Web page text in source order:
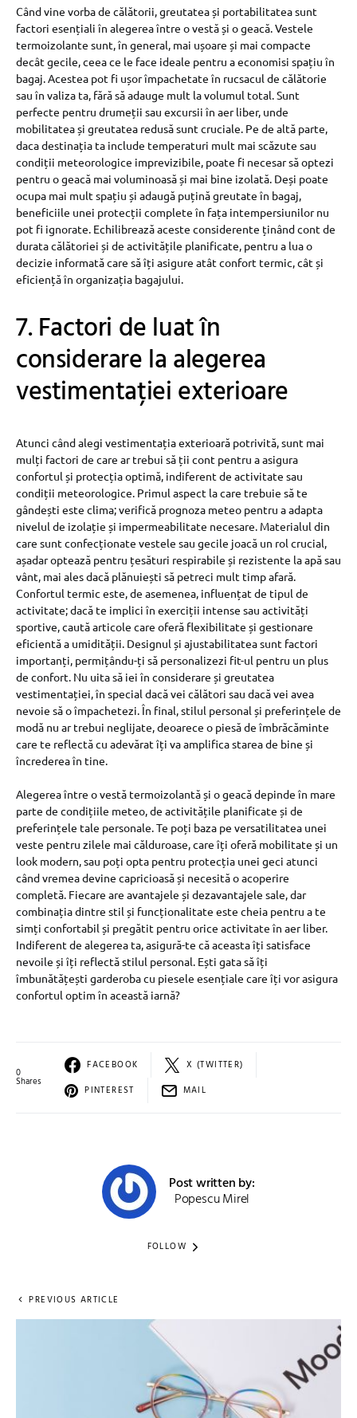
Când vine vorba de călătorii, greutatea și portabilitatea sunt
factori esențiali în alegerea între o vestă și o geacă. Vestele
termoizolante sunt, în general, mai ușoare și mai compacte
decât gecile, ceea ce le face ideale pentru a economisi spațiu în
bagaj. Acestea pot fi ușor împachetate în rucsacul de călătorie
sau în valiza ta, fără să adauge mult la volumul total. Sunt
perfecte pentru drumeții sau excursii în aer liber, unde
mobilitatea și greutatea redusă sunt cruciale. Pe de altă parte,
daca destinația ta include temperaturi mult mai scăzute sau
condiții meteorologice imprevizibile, poate fi necesar să optezi
pentru o geacă mai voluminoasă și mai bine izolată. Deși poate
ocupa mai mult spațiu și adaugă puțină greutate în bagaj,
beneficiile unei protecții complete în fața intempersiunilor nu
pot fi ignorate. Echilibrează aceste considerente ținând cont de
durata călătoriei și de activitățile planificate, pentru a lua o
decizie informată care să îți asigure atât confort termic, cât și
eficiență în organizația bagajului.
7. Factori de luat în
considerare la alegerea
vestimentației exterioare
Atunci când alegi vestimentația exterioară potrivită, sunt mai
mulți factori de care ar trebui să ții cont pentru a asigura
confortul și protecția optimă, indiferent de activitate sau
condiții meteorologice. Primul aspect la care trebuie să te
gândești este clima; verifică prognoza meteo pentru a adapta
nivelul de izolație și impermeabilitate necesare. Materialul din
care sunt confecționate vestele sau gecile joacă un rol crucial,
așadar optează pentru țesături respirabile și rezistente la apă sau
vânt, mai ales dacă plănuiești să petreci mult timp afară.
Confortul termic este, de asemenea, influențat de tipul de
activitate; dacă te implici în exerciții intense sau activități
sportive, caută articole care oferă flexibilitate și gestionare
eficientă a umidității. Designul și ajustabilitatea sunt factori
importanți, permițându-ți să personalizezi fit-ul pentru un plus
de confort. Nu uita să iei în considerare și greutatea
vestimentației, în special dacă vei călători sau dacă vei avea
nevoie să o împachetezi. În final, stilul personal și preferințele de
modă nu ar trebui neglijate, deoarece o piesă de îmbrăcăminte
care te reflectă cu adevărat îți va amplifica starea de bine și
încrederea în tine.
Alegerea între o vestă termoizolantă și o geacă depinde în mare
parte de condițiile meteo, de activitățile planificate și de
preferințele tale personale. Te poți baza pe versatilitatea unei
veste pentru zilele mai călduroase, care îți oferă mobilitate și un
look modern, sau poți opta pentru protecția unei geci atunci
când vremea devine capricioasă și necesită o acoperire
completă. Fiecare are avantajele și dezavantajele sale, dar
combinația dintre stil și funcționalitate este cheia pentru a te
simți confortabil și pregătit pentru orice activitate în aer liber.
Indiferent de alegerea ta, asigură-te că aceasta îți satisface
nevoile și îți reflectă stilul personal. Ești gata să îți
îmbunătățești garderoba cu piesele esențiale care îți vor asigura
confortul optim în această iarnă?
0
Shares
FACEBOOK
X (TWITTER)
PINTEREST
MAIL
Post written by:
Popescu Mirel
FOLLOW
PREVIOUS ARTICLE